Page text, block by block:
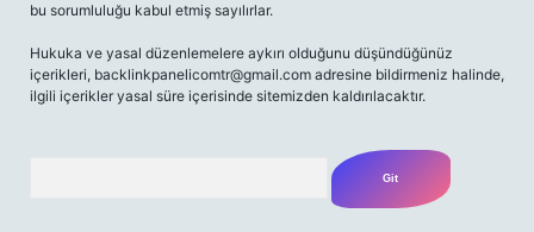
bu sorumluluğu kabul etmiş sayılırlar.
Hukuka ve yasal düzenlemelere aykırı olduğunu düşündüğünüz
içerikleri, backlinkpanelicomtr@gmail.com adresine bildirmeniz halinde,
ilgili içerikler yasal süre içerisinde sitemizden kaldırılacaktır.